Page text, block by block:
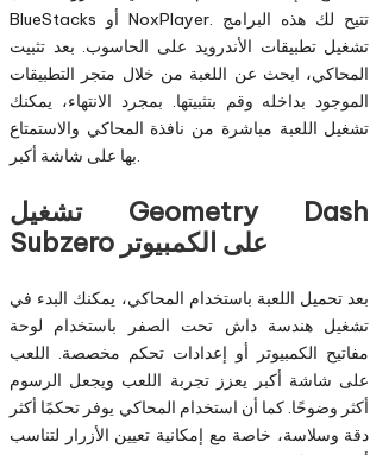
BlueStacks أو NoxPlayer. تتيح لك هذه البرامج
تشغيل تطبيقات الأندرويد على الحاسوب. بعد تثبيت
المحاكي، ابحث عن اللعبة من خلال متجر التطبيقات
الموجود بداخله وقم بتثبيتها. بمجرد الانتهاء، يمكنك
تشغيل اللعبة مباشرة من نافذة المحاكي والاستمتاع
بها على شاشة أكبر.
تشغيل Geometry Dash
Subzero على الكمبيوتر
بعد تحميل اللعبة باستخدام المحاكي، يمكنك البدء في
تشغيل هندسة داش تحت الصفر باستخدام لوحة
مفاتيح الكمبيوتر أو إعدادات تحكم مخصصة. اللعب
على شاشة أكبر يعزز تجربة اللعب ويجعل الرسوم
أكثر وضوحًا. كما أن استخدام المحاكي يوفر تحكمًا أكثر
دقة وسلاسة، خاصة مع إمكانية تعيين الأزرار لتناسب